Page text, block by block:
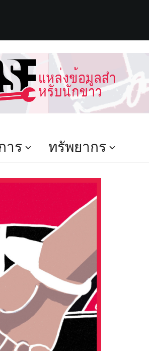
าร ทรัพยากร